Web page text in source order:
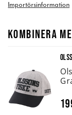
Importörsinformation
KOMBINERA